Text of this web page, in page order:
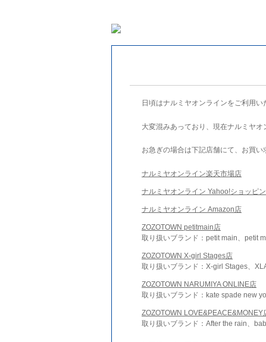
日頃はナルミヤオンラインをご利用い
大変混みあっており、現在ナルミヤオ
お急ぎの場合は下記店舗にて、お買い
ナルミヤオンライン楽天市場店
ナルミヤオンライン Yahoo!ショッピ
ナルミヤオンライン Amazon店
ZOZOTOWN petitmain店
取り扱いブランド：petit main、petit
ZOZOTOWN X-girl Stages店
取り扱いブランド：X-girl Stages、
ZOZOTOWN NARUMIYA ONLINE店
取り扱いブランド：kate spade new
ZOZOTOWN LOVE&PEACE&MONEY
取り扱いブランド：After the rain、